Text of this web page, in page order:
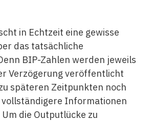
in Echtzeit eine gewisse
das tatsächliche
BIP-Zahlen werden jeweils
Verzögerung veröffentlicht
späteren Zeitpunkten noch
Informationen
die Outputlücke zu